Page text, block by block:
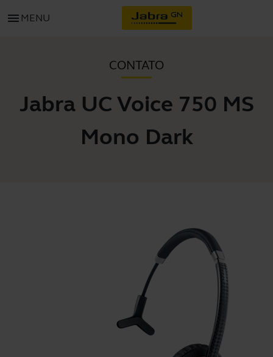
menu MENU
CONTATO
Jabra UC Voice 750 MS
Mono Dark